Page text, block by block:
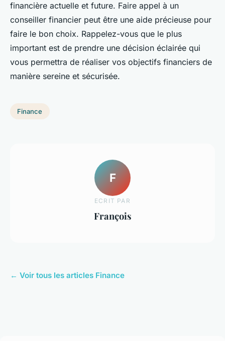
financière actuelle et future. Faire appel à un
conseiller financier peut être une aide précieuse pour
faire le bon choix. Rappelez-vous que le plus
important est de prendre une décision éclairée qui
vous permettra de réaliser vos objectifs financiers de
manière sereine et sécurisée.
Finance
F
ECRIT PAR
François
← Voir tous les articles Finance